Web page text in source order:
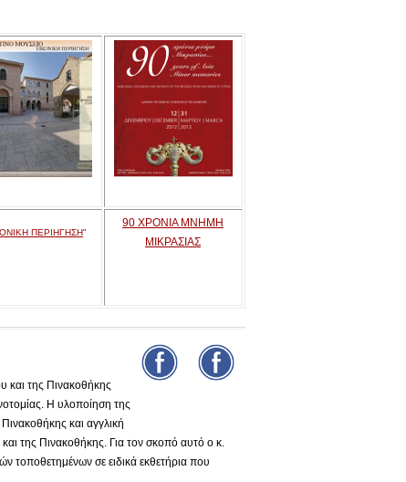
ΠΕΡΙΗΓΗΣΗ"
90 ΧΡΟΝΙΑ ΜΝΗΜΗ
ΜΙΚΡΑΣΙΑΣ
και της Πινακοθήκης
Η υλοποίηση της
και αγγλική
της Πινακοθήκης. Για τον σκοπό αυτό ο κ.
τοποθετημένων σε ειδικά εκθετήρια που